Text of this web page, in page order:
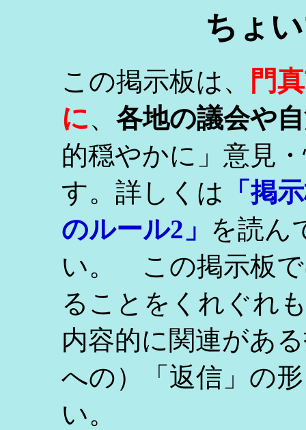
ちょ
この掲示板は、
門
に、 各地の議会や
的穏やかに」意見
す。詳しくは
「掲
のルール2」 を読ん
い。 この掲示板で
ることをくれぐれ
内容的に関連があ
への）「返信」の
い。